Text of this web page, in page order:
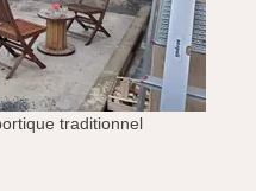
traditionnel